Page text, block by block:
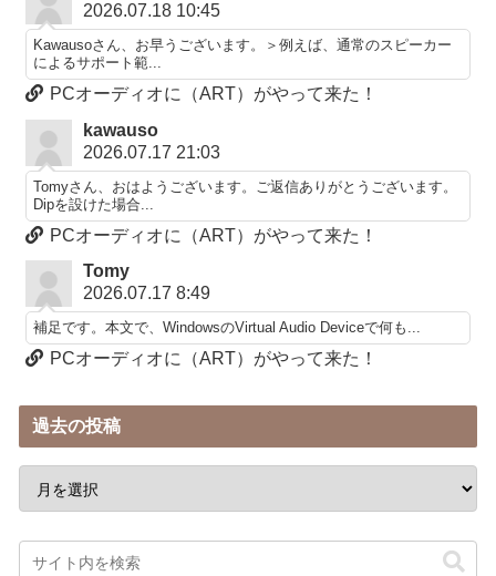
2026.07.18 10:45
Kawausoさん、お早うございます。＞例えば、通常のスピーカー
によるサポート範...
PCオーディオに（ART）がやって来た！
kawauso
2026.07.17 21:03
Tomyさん、おはようございます。ご返信ありがとうございます。
Dipを設けた場合...
PCオーディオに（ART）がやって来た！
Tomy
2026.07.17 8:49
補足です。本文で、WindowsのVirtual Audio Deviceで何も...
PCオーディオに（ART）がやって来た！
過去の投稿